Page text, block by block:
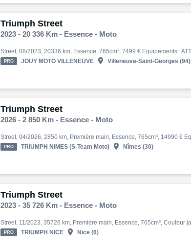
Triumph Street
2023 - 20 336 Km - Essence - Moto
PRO JOUY MOTO VILLENEUVE  Villeneuve-Saint-Georges (94)
Triumph Street
2026 - 2 850 Km - Essence - Moto
PRO TRIUMPH NIMES (S-Team Moto)  Nîmes (30)
Triumph Street
2023 - 35 726 Km - Essence - Moto
PRO TRIUMPH NICE  Nice (6)